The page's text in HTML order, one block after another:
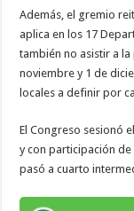
Además, el gremio
aplica en los 17
también no asistir a la
noviembre y 1 de
locales a definir por
El Congreso sesionó
y con participación
pasó a cuarto